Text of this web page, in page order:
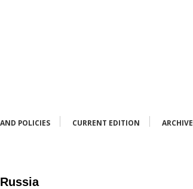
POLICIES CURRENT EDITION ARCHIVE